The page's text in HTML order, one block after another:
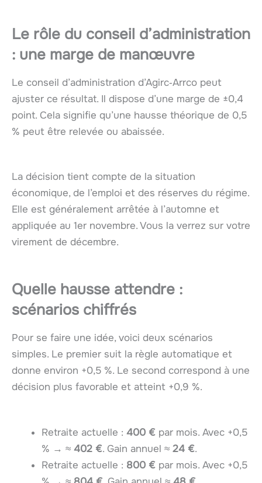
Le rôle du conseil d’administration
: une marge de manœuvre
Le conseil d’administration d’Agirc‑Arrco peut
ajuster ce résultat. Il dispose d’une marge de ±0,4
point. Cela signifie qu’une hausse théorique de 0,5
% peut être relevée ou abaissée.
La décision tient compte de la situation
économique, de l’emploi et des réserves du régime.
Elle est généralement arrêtée à l’automne et
appliquée au 1er novembre. Vous la verrez sur votre
virement de décembre.
Quelle hausse attendre :
scénarios chiffrés
Pour se faire une idée, voici deux scénarios
simples. Le premier suit la règle automatique et
donne environ +0,5 %. Le second correspond à une
décision plus favorable et atteint +0,9 %.
Retraite actuelle : 400 € par mois. Avec +0,5
% → ≈ 402 €. Gain annuel ≈ 24 €.
Retraite actuelle : 800 € par mois. Avec +0,5